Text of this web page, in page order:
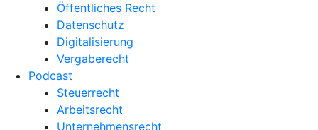
Öffentliches Recht
Datenschutz
Digitalisierung
Vergaberecht
Podcast
Steuerrecht
Arbeitsrecht
Unternehmens­recht